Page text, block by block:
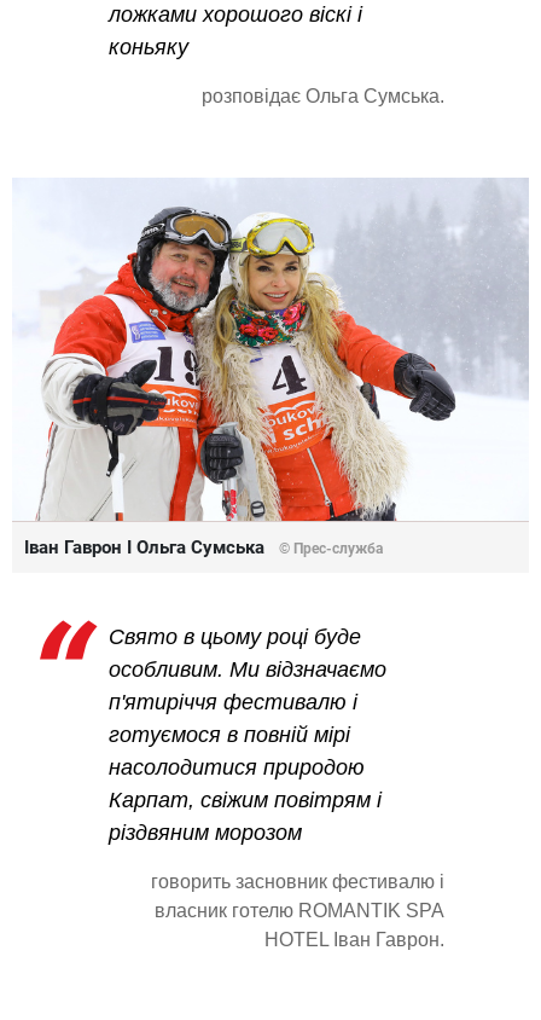
ложками хорошого віскі і
коньяку
розповідає Ольга Сумська.
Іван Гаврон І Ольга Сумська © Прес-служба
Свято в цьому році буде
особливим. Ми відзначаємо
п'ятиріччя фестивалю і
готуємося в повній мірі
насолодитися природою
Карпат, свіжим повітрям і
різдвяним морозом
говорить засновник фестивалю і
власник готелю ROMANTIK SPA
HOTEL Іван Гаврон.